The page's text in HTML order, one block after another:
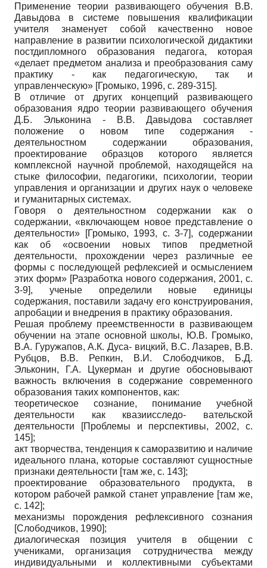
Применение теории развивающего обучения В.В.
Давыдова в системе повышения квалификации
учителя знаменует собой качественно новое
направление в развитии психологической дидактики
постдипломного образования педагога, которая
«делает предметом анализа и преобразования саму
практику - как педагогическую, так и
управленческую» [Громыко, 1996, с. 289-315].
В отличие от других концепций развивающего
образования ядро теории развивающего обучения
Д.Б. Эльконина - В.В. Давыдова составляет
положение о новом типе содержания -
деятельностном содержании образования,
проектирование образцов которого является
комплексной научной проблемой, находящейся на
стыке философии, педагогики, психологии, теории
управления и организации и других наук о человеке
и гуманитарных системах.
Говоря о деятельностном содержании как о
содержании, «включающем новое представление о
деятельности»
[Громыко, 1993, с. 3-7], содержании
как об «освоении новых типов предметной
деятельности, прохождении через различные ее
формы с последующей рефлексией и осмыслением
этих форм» [Разработка нового содержания, 2001, с.
3-9], ученые определили новые единицы
содержания, поставили задачу его конструирования,
апробации и внедрения в практику образования.
Решая проблему преемственности в развивающем
обучении на этапе основной школы, Ю.В. Громыко,
В.А. Гуружапов, А.К. Дуса- вицкий, В.С. Лазарев, В.В.
Рубцов, В.В. Репкин, В.И. Слободчиков, Б.Д.
Эльконин, Г.А. Цукерман и другие обосновывают
важность включения в содержание современного
образования таких компонентов, как:
теоретическое сознание, понимание учебной
деятельности как квазиисследо- вательской
деятельности
[Проблемы и перспективы, 2002, с.
145];
акт творчества, тенденция к саморазвитию и наличие
идеального плана, которые составляют сущностные
признаки деятельности [там же, с. 143];
проектирование образовательного продукта, в
котором рабочей рамкой станет управление [там же,
с. 142];
механизмы порождения рефлексивного сознания
[Слободчиков, 1990];
диалогическая позиция учителя в общении с
учениками, организация сотрудничества между
индивидуальными и коллективными субъектами